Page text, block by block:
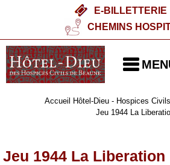
E-BILLETTERIE
CHEMINS
Accueil Hôtel-Dieu - Hospices
Jeu 1944 La
Jeu 1944 La Liberation